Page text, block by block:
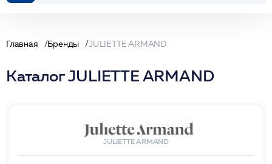
Главная Бренды JULIETTE ARMAND
Каталог JULIETTE ARMAND
JULIETTE ARMAND